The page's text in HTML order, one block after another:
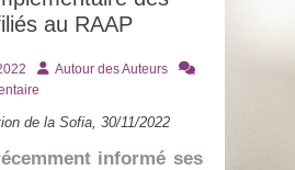
au RAAP
AuteurAutour des Auteurs
de la Sofia, 30/11/2022
informé ses